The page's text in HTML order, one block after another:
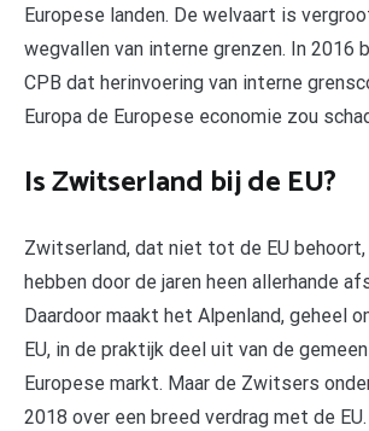
Europese landen. De welvaart is
wegvallen van interne grenzen. In 2016
CPB dat herinvoering van interne
Europa de Europese economie zou
Is Zwitserland bij de EU?
Zwitserland, dat niet tot de EU behoort,
hebben door de jaren heen allerhande
Daardoor maakt het Alpenland, geheel
EU, in de praktijk deel uit van de
Europese markt. Maar de Zwitsers
2018 over een breed verdrag met de EU.